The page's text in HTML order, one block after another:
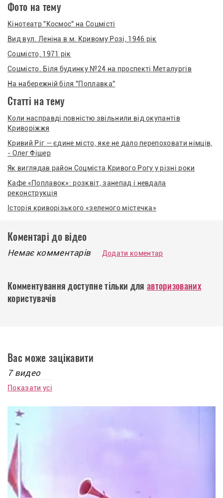
Фото на тему
Кінотеатр "Космос" на Соцмісті
Вид вул. Леніна в м. Кривому Розі, 1946 рік
Соцмісто, 1971 рік
Соцмісто. Біля будинку №24 на проспекті Металургів
На набережній біля "Поплавка"
Статті на тему
Коли насправді повністю звільнили від окупантів
Криворіжжя
Кривий Ріг — єдине місто, яке не дало перепоховати німців,
- Олег Фішер
Як виглядав район Соцміста Кривого Рогу у різні роки
Кафе «Поплавок»: розквіт, занепад і невдала
реконструкція
Історія криворізького «зеленого містечка»
Коментарі до відео
Немає комментарів Додати коментар
Комментування доступне тільки для авторизованих
користувачів
Вас може зацікавити
7 видео
Показати усі